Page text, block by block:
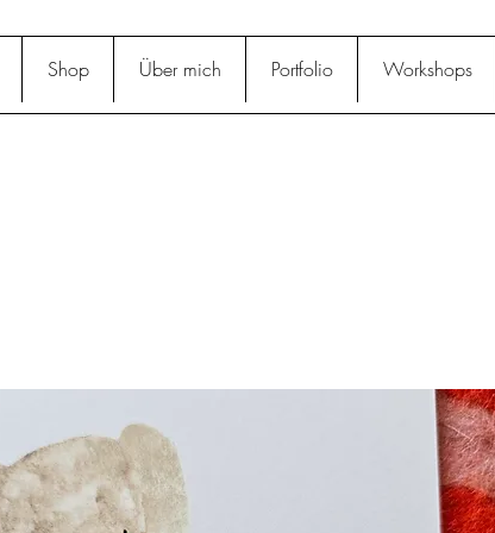
Shop Über mich Portfolio Workshops